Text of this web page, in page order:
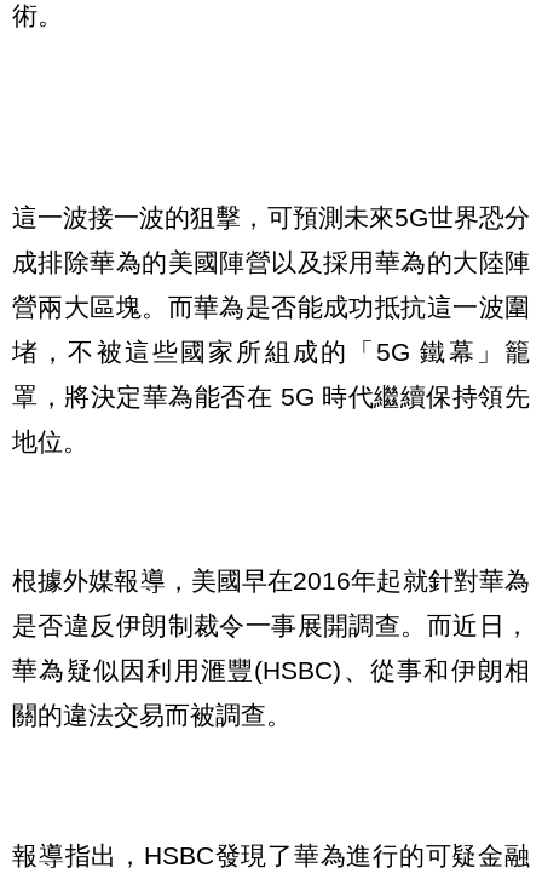
術。
這一波接一波的狙擊，可預測未來5G世界恐分
成排除華為的美國陣營以及採用華為的大陸陣
營兩大區塊。而華為是否能成功抵抗這一波圍
堵，不被這些國家所組成的「5G 鐵幕」籠
罩，將決定華為能否在 5G 時代繼續保持領先
地位。
根據外媒報導，美國早在2016年起就針對華為
是否違反伊朗制裁令一事展開調查。而近日，
華為疑似因利用滙豐(HSBC)、從事和伊朗相
關的違法交易而被調查。
報導指出，HSBC發現了華為進行的可疑金融